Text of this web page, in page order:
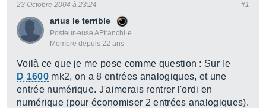
arius le terrible
Posteur·euse AFfranchi·e
Membre depuis 22 ans
23 Octobre 2004 à 23:24 #1
Voilà ce que je me pose comme question : Sur le
D 1600mk2, on a 8 entrées analogiques, et une
entrée numérique. J'aimerais rentrer l'ordi en
numérique (pour économiser 2 entrées analogiques).